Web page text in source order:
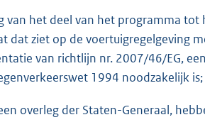
5
het deel van het programma tot
dat ziet op de voertuigregelgeving
van richtlijn nr. 2007/46/EG,
1994 noodzakelijk is;
overleg der Staten-Generaal,